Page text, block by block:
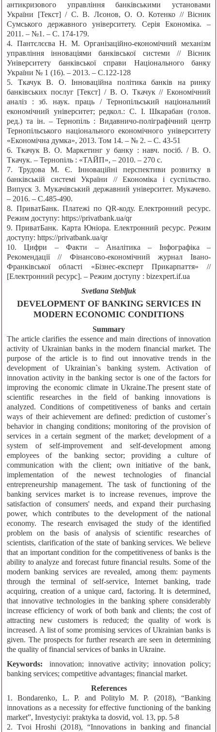
антикризового управління банківськими установами
України [Текст] / С. В. Лєонов, О. О. Котенко // Вісник
Сумського державного університету. Серія Економіка. ‒
2011. ‒ №1. ‒ С. 174-179.
4. Пантєлєєва Н. М. Організаційно-економічний механізм
управління інноваціями банківської системи // Вісник
Університету банківської справи Національного банку
України № 1 (16). ‒ 2013. ‒ С.122-128
5. Ткачук В. О. Інноваційна політика банків на ринку
банківських послуг [Текст] / В. О. Ткачук // Економічний
аналіз : зб. наук. праць / Тернопільський національний
економічний університет; редкол.: С. І. Шкарабан (голов.
ред.) та ін. – Тернопіль : Видавничо-поліграфічний центр
Тернопільського національного економічного університету
«Економічна думка», 2013. Том 14. ‒ № 2. ‒ С. 43-51
6. Ткачук В. О. Маркетинг у банку : навч. посіб. / В. О.
Ткачук. – Тернопіль : «ТАЙП», ‒ 2010. ‒ 270 с.
7. Трудова М. Є. Інноваційні перспективи розвитку в
банківській системі України // Економіка і суспільство.
Випуск 3. Мукачівський державний університет. Мукачево.
‒ 2016. ‒ С.485-490.
8. ПриватБанк. Платежі по QR-коду. Електронний ресурс.
Режим доступу: https://privatbank.ua/qr
9. ПриватБанк. Карта Юніора. Електронний ресурс. Режим
доступу: https://privatbank.ua/qr
10. Цифри – Факти – Аналітика – Інфографіка –
Рекомендації // Фінансово-економічний журнал Івано-
Франківської області «Бізнес-експерт Прикарпаття» //
[Електронний ресурс]. – Режим доступу : bizexpert.if.ua
Svetlana Stebljuk
DEVELOPMENT OF BANKING SERVICES IN
MODERN ECONOMIC CONDITIONS
Summary
The article clarifies the essence and main directions of innovation
activity of Ukrainian banks in the modern financial market. The
purpose of the article is to find out innovative trends in the
development of Ukrainian`s banking system. Activation of
innovation activity in the banking sector is one of the factors for
improving the economic climate in Ukraine.The present state of
scientific researches in the field of banking innovations is
analyzed. Conditions of competitiveness of banks and certain
ways of their achievement are defined: prediction of customer`s
behavior in changing conditions; monitoring of the provision of
services in a certain segment of the market; development of a
system of self-improvement and self-development among
employees of the banking sector; providing a culture of
communication with the client; own initiative of the bank,
implementation of the newest technologies of financial
entrepreneurship management. The task of functioning of the
banking services market is to increase revenues, improve the
satisfaction of consumers' needs, and expand their purchasing
power, which contributes to the development of the national
economy. The research envisaged the study of the identified
problem on the basis of analysis of scientific researches of
scientists, clarification of the state of banking services. We believe
that an important condition for the competitiveness of banks is the
ability to analyze and forecast future financial results. Some of the
modern banking services are revealed, among them: payments
through the terminal of self-service, Internet banking, trade
acquiring, creation of a unique card, factoring. It is determined,
that innovative technologies in the banking sphere considerably
increase efficiency of work of both bank and clients; the cost of
attracting new customers is reduced; the quality of work is
increased. A list of some promising services of Ukrainian banks is
given. The prospects for further research are seen in determining
the quality of financial services of banks in Ukraine.
Keywords:
innovation; innovative activity; innovation policy;
banking services; competitive advantages; financial market.
References
1. Bondarenko, L. P. and Politylo M. P. (2018), “Banking
innovations as a necessity for effective functioning of the banking
market”, Investyciyi: praktyka ta dosvid, vol. 13, pp. 5-8
2. Tvoi Hroshi (2018), “Innovations in banking and financial